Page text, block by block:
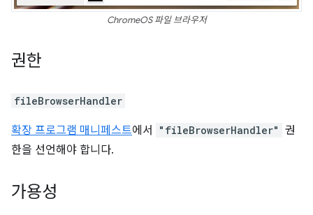
ChromeOS 파일 브라우저
권한
fileBrowserHandler
확장 프로그램 매니페스트에서 "fileBrowserHandler" 권
한을 선언해야 합니다.
가용성